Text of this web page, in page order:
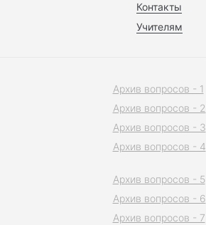
Контакты
Учителям
Архив вопросов - 1
Архив вопросов - 2
Архив вопросов - 3
Архив вопросов - 4
Архив вопросов - 5
Архив вопросов - 6
Архив вопросов - 7